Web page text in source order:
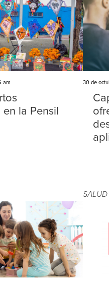
am
la Pensil
30 de
SALUD